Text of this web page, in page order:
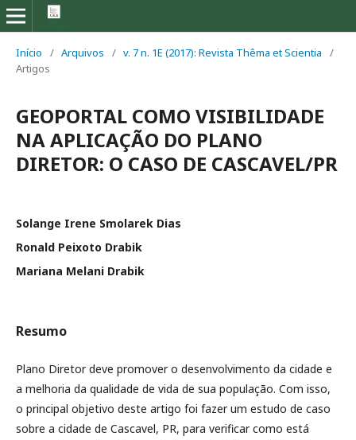
Início / Arquivos / v. 7 n. 1E (2017): Revista Thêma et Scientia
/
Artigos
GEOPORTAL COMO VISIBILIDADE
NA APLICAÇÃO DO PLANO
DIRETOR: O CASO DE CASCAVEL/PR
Solange Irene Smolarek Dias
Ronald Peixoto Drabik
Mariana Melani Drabik
Resumo
Plano Diretor deve promover o desenvolvimento da cidade e
a melhoria da qualidade de vida de sua população. Com isso,
o principal objetivo deste artigo foi fazer um estudo de caso
sobre a cidade de Cascavel, PR, para verificar como está